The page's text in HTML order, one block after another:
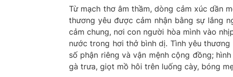
Từ mạch thơ âm thầm, dòng cảm xúc dần
thương yêu được cảm nhận bằng sự lắng
cảm chung, nơi con người hòa mình vào
nước trong hơi thở bình dị. Tình yêu
số phận riêng và vận mệnh cộng đồng;
gà trưa, giọt mồ hôi trên luống cày, bóng